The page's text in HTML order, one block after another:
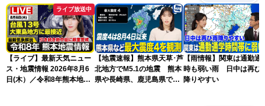
ライブ放送中
【ライブ】最新天気ニュー
ス・地震情報 2026年8月6
日(木）／令和8年熊本地震
【地震速報】熊本県天草･芦
北地方でM5.1の地震 熊本
県や長崎県、鹿児島県で震
【雨情報】関東は通勤通
時も弱い雨 日中は再び
降りやすい